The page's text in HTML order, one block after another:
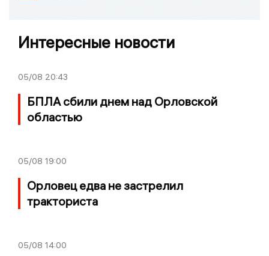
Интересные новости
05/08 20:43
БПЛА сбили днем над Орловской
областью
05/08 19:00
Орловец едва не застрелил
тракториста
05/08 14:00